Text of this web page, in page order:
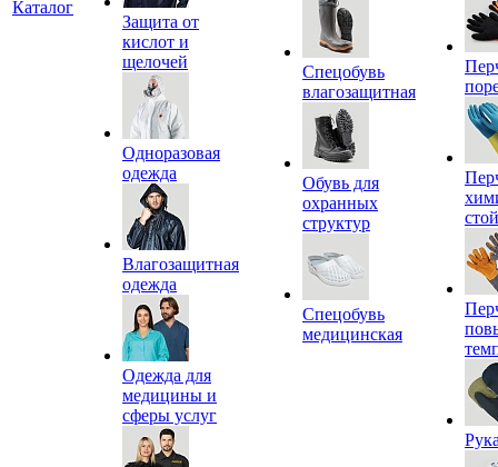
Каталог
Защита от
кислот и
щелочей
Одноразовая
одежда
Влагозащитная
одежда
Одежда для
медицины и
сферы услуг
Спецобувь
влагозащитная
Обувь для
охранных
структур
Спецобувь
медицинская